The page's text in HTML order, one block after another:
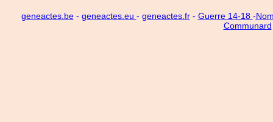
geneactes.be- geneactes.eu - geneactes.fr- Guerre 14-18 -
Communard